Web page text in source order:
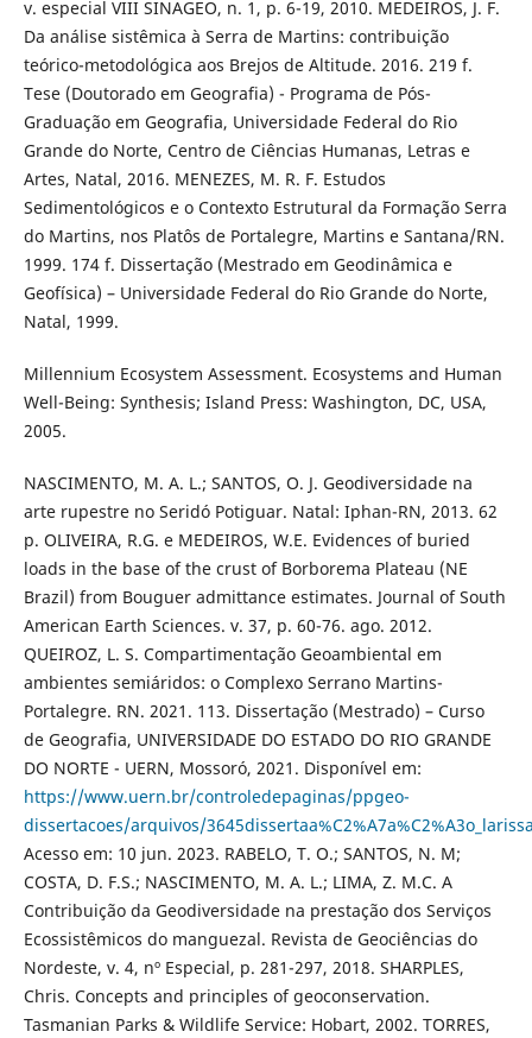
v. especial VIII SINAGEO, n. 1, p. 6-19, 2010. MEDEIROS, J. F.
Da análise sistêmica à Serra de Martins: contribuição
teórico-metodológica aos Brejos de Altitude. 2016. 219 f.
Tese (Doutorado em Geografia) - Programa de Pós-
Graduação em Geografia, Universidade Federal do Rio
Grande do Norte, Centro de Ciências Humanas, Letras e
Artes, Natal, 2016. MENEZES, M. R. F. Estudos
Sedimentológicos e o Contexto Estrutural da Formação Serra
do Martins, nos Platôs de Portalegre, Martins e Santana/RN.
1999. 174 f. Dissertação (Mestrado em Geodinâmica e
Geofísica) – Universidade Federal do Rio Grande do Norte,
Natal, 1999.
Millennium Ecosystem Assessment. Ecosystems and Human
Well-Being: Synthesis; Island Press: Washington, DC, USA,
2005.
NASCIMENTO, M. A. L.; SANTOS, O. J. Geodiversidade na
arte rupestre no Seridó Potiguar. Natal: Iphan-RN, 2013. 62
p. OLIVEIRA, R.G. e MEDEIROS, W.E. Evidences of buried
loads in the base of the crust of Borborema Plateau (NE
Brazil) from Bouguer admittance estimates. Journal of South
American Earth Sciences. v. 37, p. 60-76. ago. 2012.
QUEIROZ, L. S. Compartimentação Geoambiental em
ambientes semiáridos: o Complexo Serrano Martins-
Portalegre. RN. 2021. 113. Dissertação (Mestrado) – Curso
de Geografia, UNIVERSIDADE DO ESTADO DO RIO GRANDE
DO NORTE - UERN, Mossoró, 2021. Disponível em:
https://www.uern.br/controledepaginas/ppgeo-
dissertacoes/arquivos/
Acesso em: 10 jun. 2023. RABELO, T. O.; SANTOS, N. M;
COSTA, D. F.S.; NASCIMENTO, M. A. L.; LIMA, Z. M.C. A
Contribuição da Geodiversidade na prestação dos Serviços
Ecossistêmicos do manguezal. Revista de Geociências do
Nordeste, v. 4, nº Especial, p. 281-297, 2018. SHARPLES,
Chris. Concepts and principles of geoconservation.
Tasmanian Parks & Wildlife Service: Hobart, 2002. TORRES,